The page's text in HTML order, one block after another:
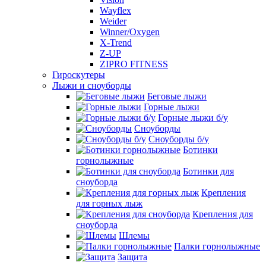
Wayflex
Weider
Winner/Oxygen
X-Trend
Z-UP
ZIPRO FITNESS
Гироскутеры
Лыжи и сноуборды
Беговые лыжи
Горные лыжи
Горные лыжи б/у
Сноуборды
Сноуборды б/у
Ботинки
горнолыжные
Ботинки для
сноуборда
Крепления
для горных лыж
Крепления для
сноуборда
Шлемы
Палки горнолыжные
Защита